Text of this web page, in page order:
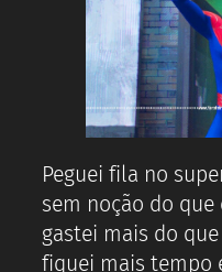
Peguei fila no
sem noção do que
gastei mais do
fiquei mais tempo